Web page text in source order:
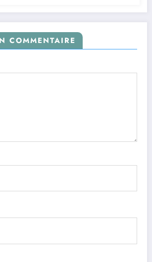
COMMENTAIRE